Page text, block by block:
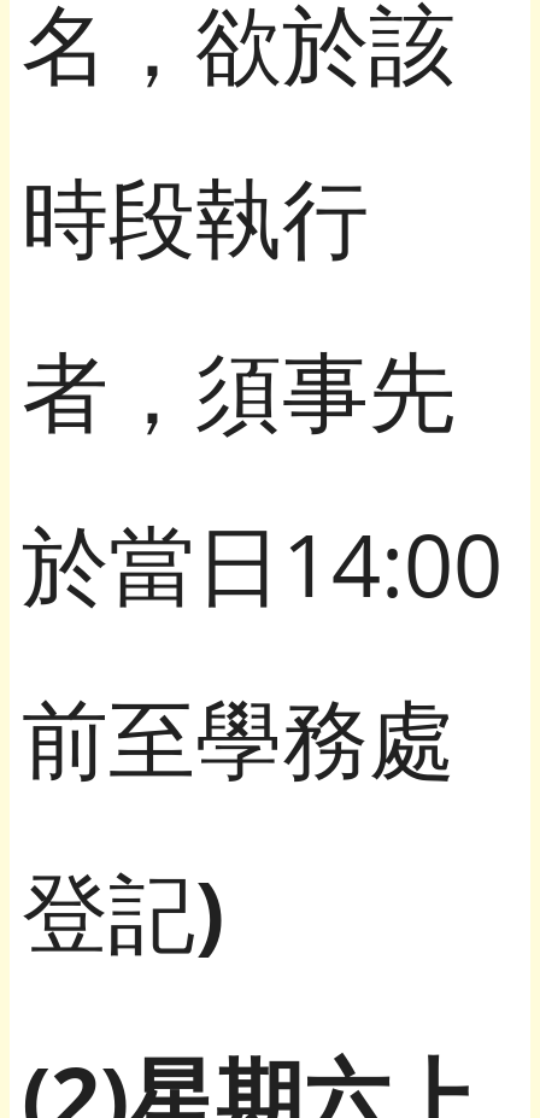
名，欲於該
時段執行
者，須事先
於當日14:00
前至學務處
登記)